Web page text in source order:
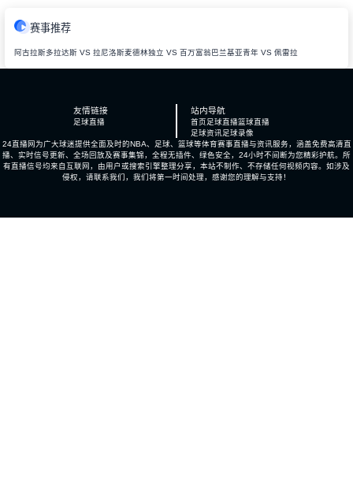
赛事推荐
阿古拉斯多拉达斯 VS 拉尼洛斯麦德林独立 VS 百万富翁巴兰基亚青年 VS 佩雷拉
友情链接
足球直播
站内导航
首页足球直播篮球直播
足球资讯足球录像
24直播网为广大球迷提供全面及时的NBA、足球、篮球等体育赛事直播与资讯服务，涵盖免费高清直
播、实时信号更新、全场回放及赛事集锦，全程无插件、绿色安全，24小时不间断为您精彩护航。所
有直播信号均来自互联网，由用户或搜索引擎整理分享，本站不制作、不存储任何视频内容。如涉及
侵权，请联系我们，我们将第一时间处理，感谢您的理解与支持！